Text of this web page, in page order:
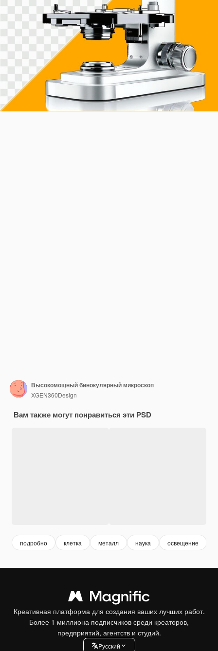
Высокомощный бинокулярный микроскоп
XGEN360Design
Вам также могут понравиться эти PSD
подробно клетка металл наука освещение
Креативная платформа для создания ваших лучших работ.
Более 1 миллиона подписчиков среди креаторов,
предприятий, агентств и студий.
Pусский